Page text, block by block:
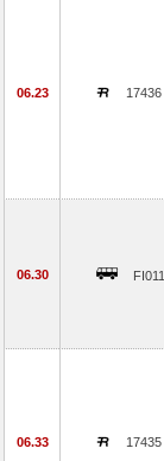
06.23 17436
06.30 FI011
06.33 17435